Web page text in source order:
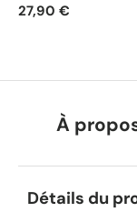
27,90 €
À
Détails du